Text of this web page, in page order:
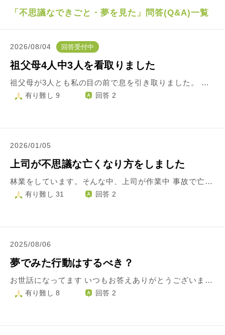
「不思議なできごと・夢を見た」問答(Q&A)一覧
2026/08/04 回答受付中
祖父母4人中3人を看取りました
祖父母が3人とも私の目の前で息を引き取りました。 同居していた祖父はお医者様から「そろそろ危ないかもしれない」と言われてから一晩持ち堪え、私が在宅の時間に合わせるように亡くなりました。祖母も同じように、母に呼ばれた私が祖母の部屋に向かってすぐに息を引き取りました。先日唯一残っていた遠方に住む祖母ですが、なぜか無性に「祖母が呼んでいる」ような気がして、空港に向かう途中に容態が悪化したと連絡があり、私が病院に到着してから30分後に亡くなりました。 これほど狙い澄ましたように私の目の前で祖父母が亡くなると、側から見るとただの偶然でしょうが、「私に何か原因があるではないか？」と心の片隅で思ってしまいます。亡くなった祖父母にも仏様にも失礼な考えであることはわかっていますが、私と違い両親や弟は予定が合わなかったり家を空けていたりと一度も祖父母の死に目に立ち会えていないことを考えると、何かの力が働いているのではないかと思わずにはいられません。 私のような方とお会いになったことはありますか？仏様の教えで、私のような人間のことを何か表す言葉や状態はあるのでしょうか？ ご教授いただけますと幸いです。
有り難し 9 回答 2
2026/01/05
上司が不思議な亡くなり方をしました
林業をしています。そんな中、上司が作業中 事故で亡くなってしまいました。腰から下は骨が全て折れ血管を切りほぼ即死状態だったようです。警察の方や会社内でも不思議で捜査があまり進んでいません。不思議というのも ①普段は機械の近くに近づかない人がその日はすぐ近くに近寄っていたこと ②亡くなる1週間程前から毎晩うなされ自分が死ぬ夢を毎日見るといっていったこと ③いつもは冗談ばかりで口が悪い方なんですが亡くなるその日は午後から急に何を言っても上の空で反応も薄くぼけっとしてる様子 ④再婚してるんですが元奥さんの家系が自殺家系らしく元奥さんも自殺なさって亡くなっていたこと ⑤その日に限ってチェンソーが全部故障したこと ⑥馬が大好きな方で馬の話をいろいろ聞かされていましたが、亡くなった後わかったんですが、そんな馬の話はなくそんな馬も存在していなく亡くなる前からもう夢をみていたんじゃないかと言われる 会社内でも元奥さんに連れて行かれたのではと話になっています。何か似たような話でもありましたら教えてほしいです。
有り難し 31 回答 2
2025/08/06
夢でみた行動はするべき？
お世話になってます いつもお答えありがとうございます。 おかげさまで母との関係がよくなった気がします。 先日、旧友にメッセージを送る夢を見ました。その子は、女の子で結婚もし子供もいます。 その子に、今更ながらメッセージを実際に送りたい気持ちになっています。 しかし、前回も同じようなことがあり、夢を見たから行動した結果、母と喧嘩になりました。 お告げではないですが、最近夢を見るとその行動をしたくなる衝動に駆られます。 どうしたらこの気持ちと付き合えるのでしょうか？ 実際に旧友に手紙書くのはいい事なのでしょうか？
有り難し 8 回答 2